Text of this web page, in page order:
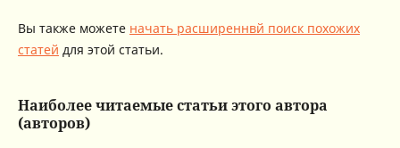
Вы также можете начать расширеннвй поиск похожих
статей для этой статьи.
Наиболее читаемые статьи этого автора
(авторов)